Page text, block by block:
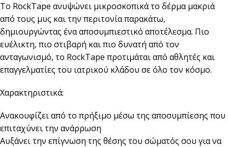
Το RockTape ανυψώνει μικροσκοπικά το δέρμα μακριά
από τους μυς και την περιτονία παρακάτω,
δημιουργώντας ένα αποσυμπιεστικό αποτέλεσμα. Πιο
ευέλικτη, πιο στιβαρή και πιο δυνατή από τον
ανταγωνισμό, το RockTape προτιμάται από αθλητές και
επαγγελματίες του ιατρικού κλάδου σε όλο τον κόσμο.
Χαρακτηριστικά:
Ανακουφίζει από το πρήξιμο μέσω της αποσυμπίεσης που
επιταχύνει την ανάρρωση
Αυξάνει την επίγνωση της θέσης του σώματός σου για να